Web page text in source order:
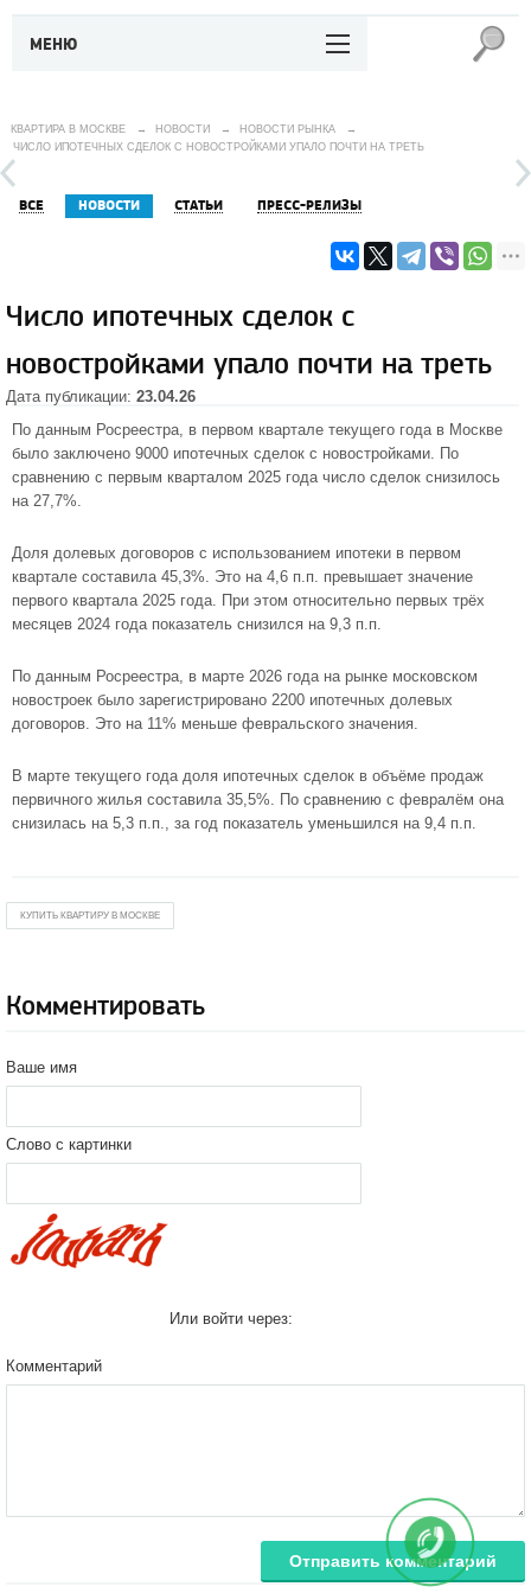
МЕНЮ
КВАРТИРА В МОСКВЕ → НОВОСТИ → НОВОСТИ РЫНКА
→
ЧИСЛО ИПОТЕЧНЫХ СДЕЛОК С НОВОСТРОЙКАМИ УПАЛО ПОЧТИ НА ТРЕТЬ
ВСЕ НОВОСТИ СТАТЬИ ПРЕСС-РЕЛИЗЫ
Число ипотечных сделок с
новостройками упало почти на треть
Дата публикации: 23.04.26
По данным Росреестра, в первом квартале текущего года в Москве
было заключено 9000 ипотечных сделок с новостройками. По
сравнению с первым кварталом 2025 года число сделок снизилось
на 27,7%.
Доля долевых договоров с использованием ипотеки в первом
квартале составила 45,3%. Это на 4,6 п.п. превышает значение
первого квартала 2025 года. При этом относительно первых трёх
месяцев 2024 года показатель снизился на 9,3 п.п.
По данным Росреестра, в марте 2026 года на рынке московском
новостроек было зарегистрировано 2200 ипотечных долевых
договоров. Это на 11% меньше февральского значения.
В марте текущего года доля ипотечных сделок в объёме продаж
первичного жилья составила 35,5%. По сравнению с февралём она
снизилась на 5,3 п.п., за год показатель уменьшился на 9,4 п.п.
КУПИТЬ КВАРТИРУ В МОСКВЕ
Комментировать
Ваше имя
Слово с картинки
Или войти через:
Комментарий
Отправить комментарий